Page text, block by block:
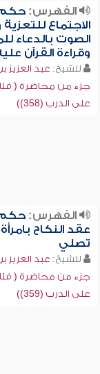
الفهرس:
الاجتماع
الصوت بالدعاء
وقراءة القرآن
للشيخ: عبد العزيز
جزء من محاضرة (
على الدرب (358))
الفهرس:
عقد النكاح بامرأة
تصلي
للشيخ: عبد العزيز
جزء من محاضرة (
على الدرب (359))